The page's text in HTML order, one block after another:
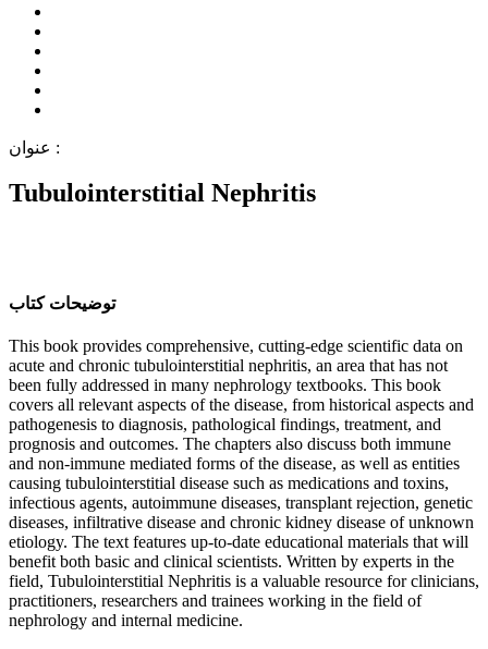
ﻋﻨﻮاﻥ :
Tubulointerstitial Nephritis
ﺗﻮﺿﯿﺤﺎﺕ ﮐﺘﺎﺏ
This book provides comprehensive, cutting-edge scientific data on
acute and chronic tubulointerstitial nephritis, an area that has not
been fully addressed in many nephrology textbooks. This book
covers all relevant aspects of the disease, from historical aspects and
pathogenesis to diagnosis, pathological findings, treatment, and
prognosis and outcomes. The chapters also discuss both immune
and non-immune mediated forms of the disease, as well as entities
causing tubulointerstitial disease such as medications and toxins,
infectious agents, autoimmune diseases, transplant rejection, genetic
diseases, infiltrative disease and chronic kidney disease of unknown
etiology. The text features up-to-date educational materials that will
benefit both basic and clinical scientists. Written by experts in the
field, Tubulointerstitial Nephritis is a valuable resource for clinicians,
practitioners, researchers and trainees working in the field of
nephrology and internal medicine.